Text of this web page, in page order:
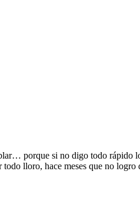
porque si no digo todo
todo lloro, hace meses que no